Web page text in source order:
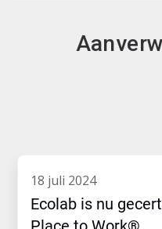
18 juli 2024
Ecolab is nu